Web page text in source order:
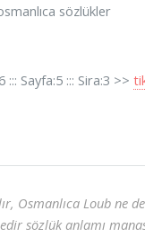
sözlükler
::: Sayfa:5 ::: Sira:3 >>
Osmanlıca Loub ne
sözlük anlamı